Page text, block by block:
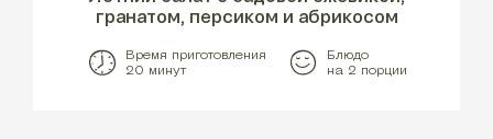
гранатом, персиком и абрикосом
Время приготовления
20 минут
Блюдо
на 2 порции